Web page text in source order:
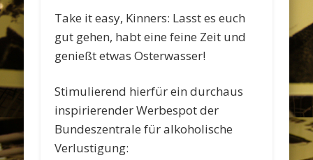
Take it easy, Kinners: Lasst es euch
gut gehen, habt eine feine Zeit und
genießt etwas Osterwasser!
Stimulierend hierfür ein durchaus
inspirierender Werbespot der
Bundeszentrale für alkoholische
Verlustigung: